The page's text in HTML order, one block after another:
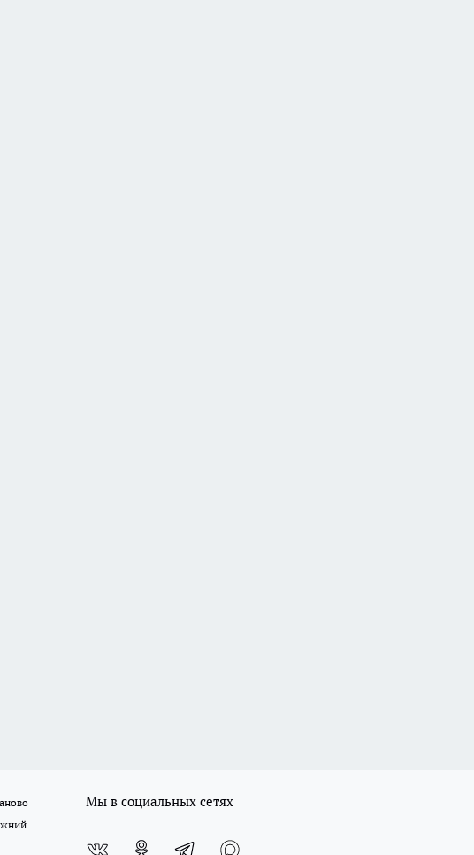
Мы в социальных сетях